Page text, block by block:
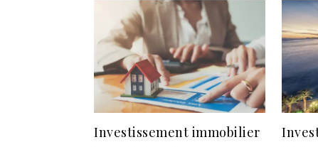
Investissement immobilier